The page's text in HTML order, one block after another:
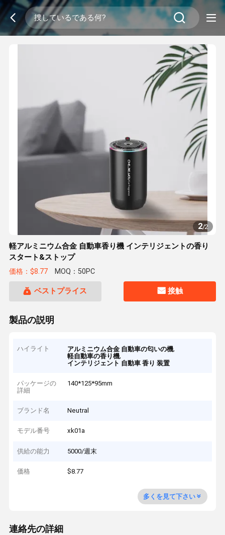
2/2
軽アルミニウム合金 自動車香り機 インテリジェントの香り
スタート&ストップ
価格：$8.77 MOQ：50PC
ベストプライス 接触
製品の説明
ハイライト アルミニウム合金 自動車の匂いの機,
軽自動車の香り機,
インテリジェント 自動車 香り 装置
パッケージの
詳細
140*125*95mm
ブランド名 Neutral
モデル番号 xk01a
供給の能力 5000/週末
価格 $8.77
多くを見て下さい
連絡先の詳細